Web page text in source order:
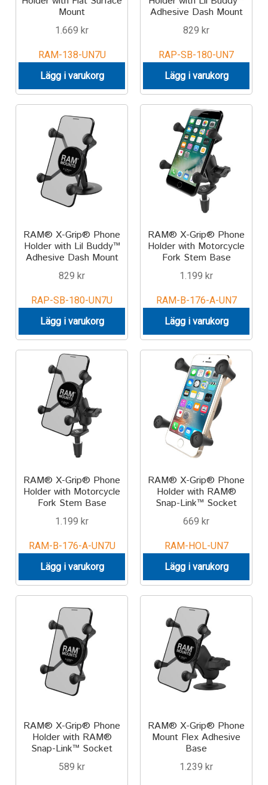
Mount
1.669 kr
RAM-138-UN7U
Lägg i varukorg
Adhesive Dash Mount
829 kr
RAP-SB-180-UN7
Lägg i varukorg
RAM® X-Grip® Phone
Holder with Lil Buddy™
Adhesive Dash Mount
829 kr
RAP-SB-180-UN7U
Lägg i varukorg
RAM® X-Grip® Phone
Holder with Motorcycle
Fork Stem Base
1.199 kr
RAM-B-176-A-UN7
Lägg i varukorg
RAM® X-Grip® Phone
Holder with Motorcycle
Fork Stem Base
1.199 kr
RAM-B-176-A-UN7U
Lägg i varukorg
RAM® X-Grip® Phone
Holder with RAM®
Snap-Link™ Socket
669 kr
RAM-HOL-UN7
Lägg i varukorg
RAM® X-Grip® Phone
Holder with RAM®
Snap-Link™ Socket
589 kr
RAM® X-Grip® Phone
Mount Flex Adhesive
Base
1.239 kr